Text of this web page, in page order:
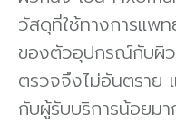
วัสดุที่ใช้ทางการแพ
ของตัวอุปกรณ์กับผิว
ตรวจจึงไม่อันตราย
กับผู้รับบริการน้อยม